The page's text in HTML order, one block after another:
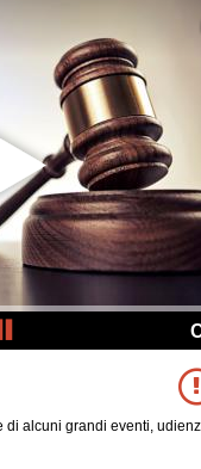
alcuni grandi eventi,